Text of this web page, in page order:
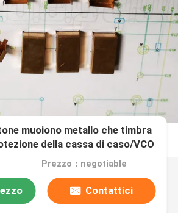
muoiono metallo che timbra
della cassa di caso/VCO
Prezzo：negotiable
Contattici